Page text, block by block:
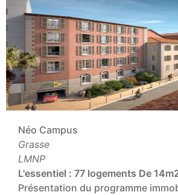
Néo Campus
Grasse
LMNP
L'essentiel : 77 logements De
Présentation du programme